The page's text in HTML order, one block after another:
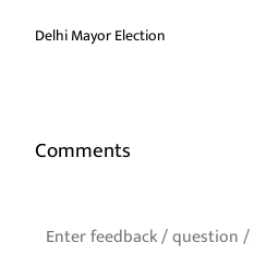
Delhi Mayor Election
Comments